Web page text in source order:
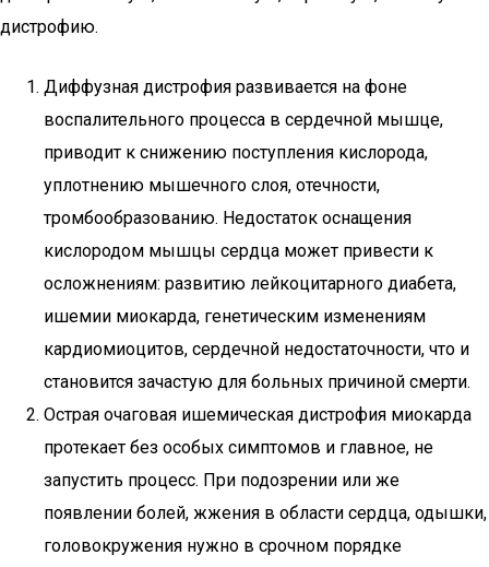
дистрофию.
Диффузная дистрофия развивается на фоне
воспалительного процесса в сердечной мышце,
приводит к снижению поступления кислорода,
уплотнению мышечного слоя, отечности,
тромбообразованию. Недостаток оснащения
кислородом мышцы сердца может привести к
осложнениям: развитию лейкоцитарного диабета,
ишемии миокарда, генетическим изменениям
кардиомиоцитов, сердечной недостаточности, что и
становится зачастую для больных причиной смерти.
Острая очаговая ишемическая дистрофия миокарда
протекает без особых симптомов и главное, не
запустить процесс. При подозрении или же
появлении болей, жжения в области сердца, одышки,
головокружения нужно в срочном порядке